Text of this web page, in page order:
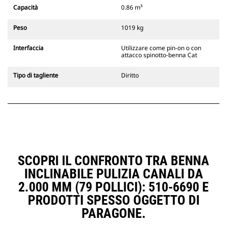
Cat sono compatibili con gli
gli escavatori gommati. Sono
larghezze per scavo di fossati.
sistema di attacco dedicato CW
includono un sistema di
cingolati e gommati.
Capacità 0.86 m³
Peso 1019 kg
Interfaccia
Utilizzare come pin-on o con
attacco spinotto-benna Cat
Tipo di tagliente Diritto
SCOPRI IL CONFRONTO TRA BENNA
INCLINABILE PULIZIA CANALI DA
2.000 MM (79 POLLICI): 510-6690 E
PRODOTTI SPESSO OGGETTO DI
PARAGONE.